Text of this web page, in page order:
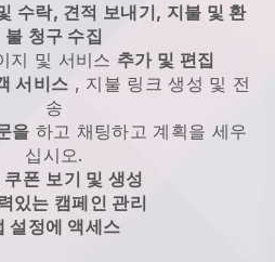
수락, 견적 보내기, 지불 및 환
불 청구 수집
지 및 서비스 추가 및 편집
서비스 , 지불 링크 생성 및 전
송
을 하고 채팅하고 계획을 세우
십시오.
쿠폰 보기 및 생성
있는 캠페인 관리
설정에 액세스